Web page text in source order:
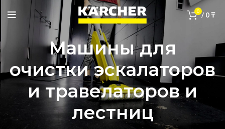
0 / 0₸
Машины для
очистки эскалаторов
и травелаторов и
лестниц